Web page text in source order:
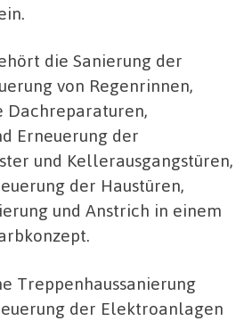
die Sanierung der
von Regenrinnen,
Dachreparaturen,
Erneuerung der
und Kellerausgangstüren,
der Haustüren,
und Anstrich in einem
Treppenhaussanierung
der Elektroanlagen